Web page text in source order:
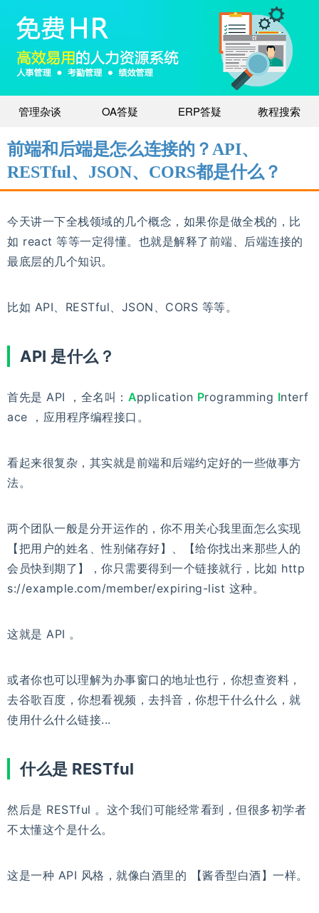
管理杂谈 OA答疑 ERP答疑 教程搜索
前端和后端是怎么连接的？API、
RESTful、JSON、CORS都是什么？
今天讲一下全栈领域的几个概念，如果你是做全栈的，比
如 react 等等一定得懂。也就是解释了前端、后端连接的
最底层的几个知识。
比如 API、RESTful、JSON、CORS 等等。
API 是什么？
首先是 API ，全名叫： Application Programming Interf
ace ，应用程序编程接口。
看起来很复杂，其实就是前端和后端约定好的一些做事方
法。
两个团队一般是分开运作的，你不用关心我里面怎么实现
【把用户的姓名、性别储存好】、【给你找出来那些人的
会员快到期了】，你只需要得到一个链接就行，比如 http
s://example.com/member/expiring-list 这种。
这就是 API 。
或者你也可以理解为办事窗口的地址也行，你想查资料，
去谷歌百度，你想看视频，去抖音，你想干什么什么，就
使用什么什么链接...
什么是 RESTful
然后是 RESTful 。这个我们可能经常看到，但很多初学者
不太懂这个是什么。
这是一种 API 风格，就像白酒里的 【酱香型白酒】一样。